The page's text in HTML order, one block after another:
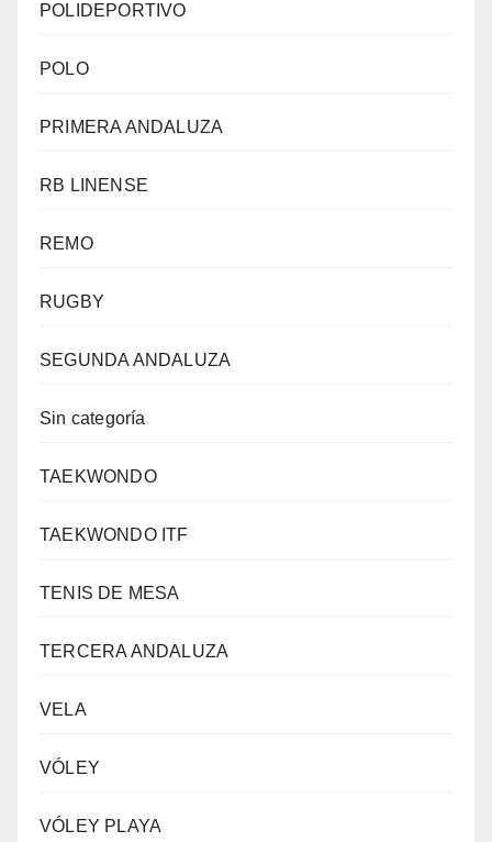
POLIDEPORTIVO
POLO
PRIMERA ANDALUZA
RB LINENSE
REMO
RUGBY
SEGUNDA ANDALUZA
Sin categoría
TAEKWONDO
TAEKWONDO ITF
TENIS DE MESA
TERCERA ANDALUZA
VELA
VÓLEY
VÓLEY PLAYA